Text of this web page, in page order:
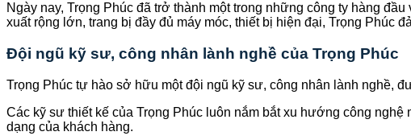
Ngày nay, Trọng Phúc đã trở thành một trong những công ty hàng
xuất rộng lớn, trang bị đầy đủ máy móc, thiết bị hiện đại, Trọng Phúc
Đội ngũ kỹ sư, công nhân lành nghề của Trọng Phúc
Trọng Phúc tự hào sở hữu một đội ngũ kỹ sư, công nhân lành nghề,
Các kỹ sư thiết kế của Trọng Phúc luôn nắm bắt xu hướng công
dạng của khách hàng.